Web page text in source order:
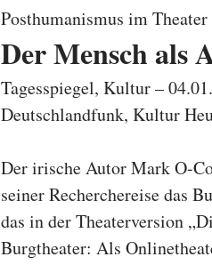
Posthumanismus im Theater
Der Mensch als
Tagesspiegel, Kultur –
Deutschlandfunk, Kultur
Der irische Autor Mark O-
seiner Recherchereise das
das in der Theaterversion
Burgtheater: Als